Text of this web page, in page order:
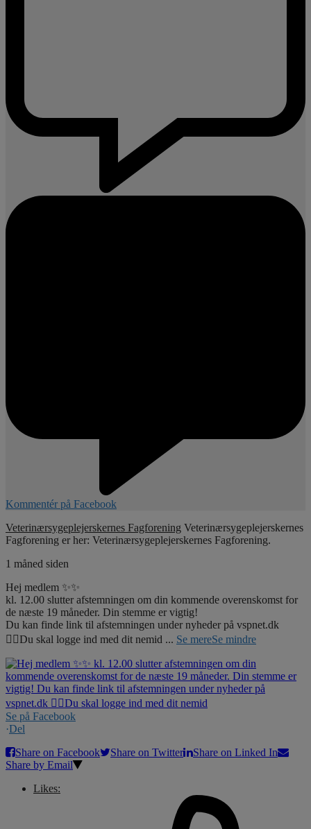
Kommentér på Facebook
Veterinærsygeplejerskernes Fagforening Veterinærsygeplejerskernes
Fagforening er her: Veterinærsygeplejerskernes Fagforening.
1 måned siden
Hej medlem ✨✨
kl. 12.00 slutter afstemningen om din kommende overenskomst for
de næste 19 måneder. Din stemme er vigtig!
Du kan finde link til afstemningen under nyheder på vspnet.dk
☝🏼Du skal logge ind med dit nemid ... Se mereSe mindre
Se på Facebook
·Del
Share on Facebook
Share on Twitter
Share on Linked In
Share by Email
Likes: